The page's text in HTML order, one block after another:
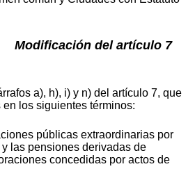
Modificación del artículo 7
a), h), i) y n) del artículo 7, que
los siguientes términos:
públicas extraordinarias por
las pensiones derivadas de
concedidas por actos de